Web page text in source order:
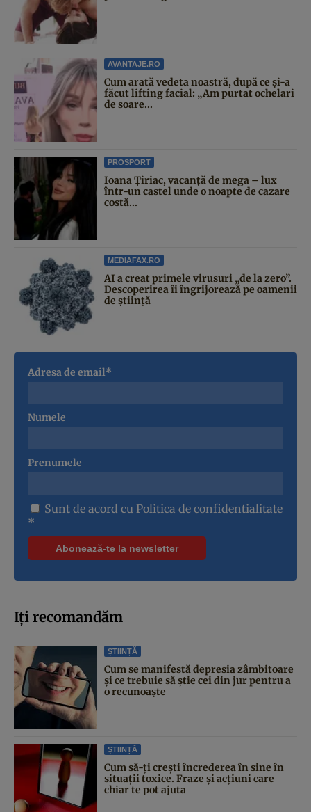
AVANTAJE.RO
Cum arată vedeta noastră, după ce și-a
făcut lifting facial: „Am purtat ochelari
de soare...
PROSPORT
Ioana Țiriac, vacanță de mega – lux
într-un castel unde o noapte de cazare
costă...
MEDIAFAX.RO
AI a creat primele virusuri „de la zero”.
Descoperirea îi îngrijorează pe oamenii
de știință
Adresa de email*
Numele
Prenumele
Sunt de acord cu Politica de confidentialitate
*
Iți recomandăm
ȘTIINȚĂ
Cum se manifestă depresia zâmbitoare
și ce trebuie să știe cei din jur pentru a
o recunoaște
ȘTIINȚĂ
Cum să-ți crești încrederea în sine în
situații toxice. Fraze și acțiuni care
chiar te pot ajuta